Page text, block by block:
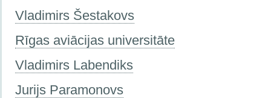
Vladimirs Šestakovs
Rīgas aviācijas universitāte
Vladimirs Labendiks
Jurijs Paramonovs